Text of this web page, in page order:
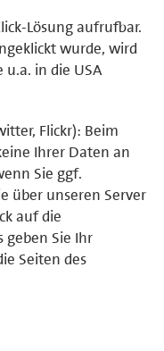
Lösung aufrufbar.
wurde, wird
in die USA
Flickr): Beim
Ihrer Daten an
Sie ggf.
über unseren Server
auf die
geben Sie Ihr
Seiten des